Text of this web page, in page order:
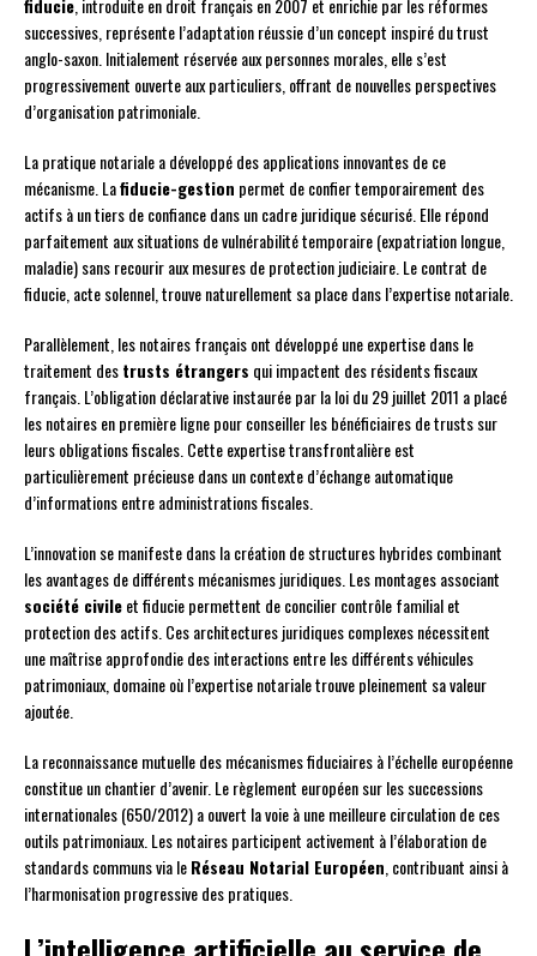
fiducie, introduite en droit français en 2007 et enrichie par les réformes
successives, représente l’adaptation réussie d’un concept inspiré du trust
anglo-saxon. Initialement réservée aux personnes morales, elle s’est
progressivement ouverte aux particuliers, offrant de nouvelles perspectives
d’organisation patrimoniale.
La pratique notariale a développé des applications innovantes de ce
mécanisme. Lafiducie-gestion permet de confier temporairement des
actifs à un tiers de confiance dans un cadre juridique sécurisé. Elle répond
parfaitement aux situations de vulnérabilité temporaire (expatriation longue,
maladie) sans recourir aux mesures de protection judiciaire. Le contrat de
fiducie, acte solennel, trouve naturellement sa place dans l’expertise notariale.
Parallèlement, les notaires français ont développé une expertise dans le
traitement destrusts étrangers qui impactent des résidents fiscaux
français. L’obligation déclarative instaurée par la loi du 29 juillet 2011 a placé
les notaires en première ligne pour conseiller les bénéficiaires de trusts sur
leurs obligations fiscales. Cette expertise transfrontalière est
particulièrement précieuse dans un contexte d’échange automatique
d’informations entre administrations fiscales.
L’innovation se manifeste dans la création de structures hybrides combinant
les avantages de différents mécanismes juridiques. Les montages associant
société civileet fiducie permettent de concilier contrôle familial et
protection des actifs. Ces architectures juridiques complexes nécessitent
une maîtrise approfondie des interactions entre les différents véhicules
patrimoniaux, domaine où l’expertise notariale trouve pleinement sa valeur
ajoutée.
La reconnaissance mutuelle des mécanismes fiduciaires à l’échelle européenne
constitue un chantier d’avenir. Le règlement européen sur les successions
internationales (650/2012) a ouvert la voie à une meilleure circulation de ces
outils patrimoniaux. Les notaires participent activement à l’élaboration de
standards communs via leRéseau Notarial Européen, contribuant ainsi à
l’harmonisation progressive des pratiques.